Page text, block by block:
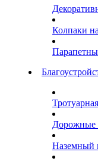
Колпаки
Дорожные
Наземный